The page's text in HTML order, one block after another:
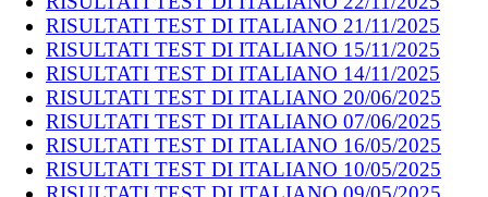
RISULTATI TEST DI ITALIANO 21/11/2025
RISULTATI TEST DI ITALIANO 15/11/2025
RISULTATI TEST DI ITALIANO 14/11/2025
RISULTATI TEST DI ITALIANO 20/06/2025
RISULTATI TEST DI ITALIANO 07/06/2025
RISULTATI TEST DI ITALIANO 16/05/2025
RISULTATI TEST DI ITALIANO 10/05/2025